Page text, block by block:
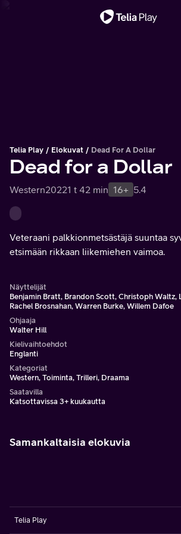
Telia Play Elokuvat Dead For A Dollar
Dead for a Dollar
Western20221 t 42 min 16+ 5.4
Veteraani palkkionmetsästäjä suuntaa
etsimään rikkaan liikemiehen vaimoa.
Näyttelijät
Benjamin Bratt, Brandon Scott, Christoph Waltz,
Rachel Brosnahan, Warren Burke, Willem Dafoe
Ohjaaja
Walter Hill
Kielivaihtoehdot
Englanti
Kategoriat
Western, Toiminta, Trilleri, Draama
Saatavilla
Katsottavissa 3+ kuukautta
Samankaltaisia elokuvia
Telia Play